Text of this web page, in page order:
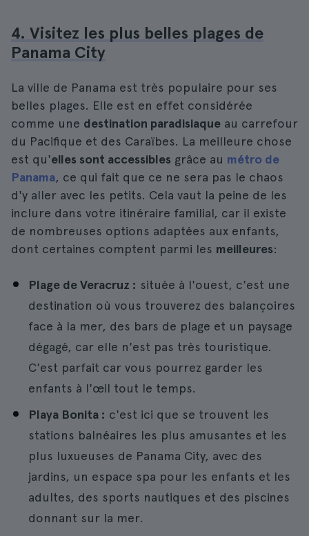
4. Visitez les plus belles plages de
Panama City
La ville de Panama est très populaire pour ses
belles plages. Elle est en effet considérée
comme une destination paradisiaque au carrefour
du Pacifique et des Caraïbes. La meilleure chose
est qu'elles sont accessibles grâce au métro de
Panama, ce qui fait que ce ne sera pas le chaos
d'y aller avec les petits. Cela vaut la peine de les
inclure dans votre itinéraire familial, car il existe
de nombreuses options adaptées aux enfants,
dont certaines comptent parmi les meilleures:
Plage de Veracruz : située à l'ouest, c'est une
destination où vous trouverez des balançoires
face à la mer, des bars de plage et un paysage
dégagé, car elle n'est pas très touristique.
C'est parfait car vous pourrez garder les
enfants à l'œil tout le temps.
Playa Bonita : c'est ici que se trouvent les
stations balnéaires les plus amusantes et les
plus luxueuses de Panama City, avec des
jardins, un espace spa pour les enfants et les
adultes, des sports nautiques et des piscines
donnant sur la mer.